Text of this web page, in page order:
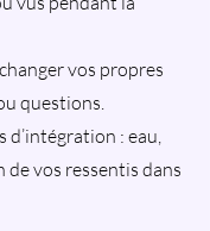
vos propres
questions.
: eau,
vos ressentis dans